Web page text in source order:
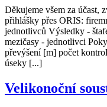
Děkujeme všem za účast,
přihlášky přes ORIS:
jednotlivců Výsledky -
mezičasy - jednotlivci
převýšení [m] počet
úseky [...]
Velikonoční